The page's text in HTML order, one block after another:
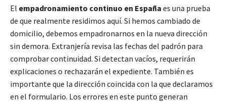
El empadronamiento continuo en España es una prueba
de que realmente residimos aquí. Si hemos cambiado de
domicilio, debemos empadronarnos en la nueva dirección
sin demora. Extranjería revisa las fechas del padrón para
comprobar continuidad. Si detectan vacíos, requerirán
explicaciones o rechazarán el expediente. También es
importante que la dirección coincida con la que declaramos
en el formulario. Los errores en este punto generan